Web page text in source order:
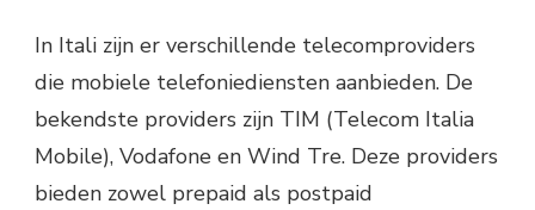
In Itali zijn er verschillende telecomproviders
die mobiele telefoniediensten aanbieden. De
bekendste providers zijn TIM (Telecom Italia
Mobile), Vodafone en Wind Tre. Deze providers
bieden zowel prepaid als postpaid